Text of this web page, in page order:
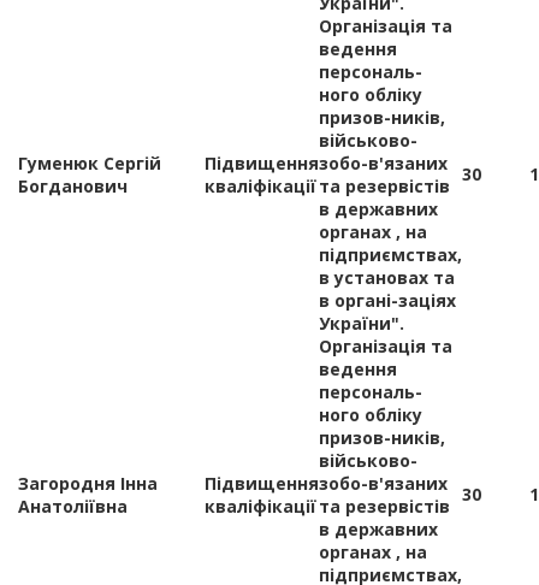
Гуменюк Сергій
Богданович
Підвищення
кваліфікації
Організація та
ведення
персональ-
ного обліку
призов-ників,
військово-
зобо-в'язаних
та резервістів
в державних
органах , на
підприємствах,
в установах та
в органі-заціях
України".
30 1
Загородня Інна
Анатоліївна
Підвищення
кваліфікації
Організація та
ведення
персональ-
ного обліку
призов-ників,
військово-
зобо-в'язаних
та резервістів
в державних
органах , на
підприємствах,
30 1